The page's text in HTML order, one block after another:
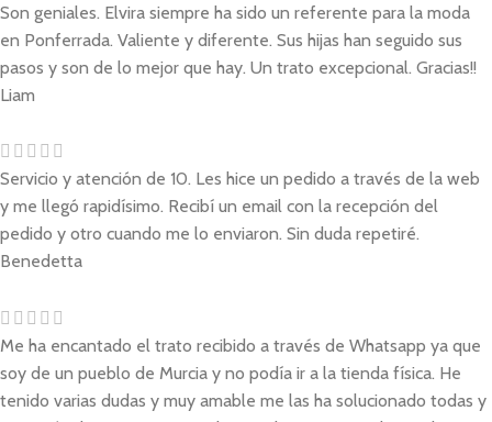
Son geniales. Elvira siempre ha sido un referente para la moda
en Ponferrada. Valiente y diferente. Sus hijas han seguido sus
pasos y son de lo mejor que hay. Un trato excepcional. Gracias!!
Liam
Servicio y atención de 10. Les hice un pedido a través de la web
y me llegó rapidísimo. Recibí un email con la recepción del
pedido y otro cuando me lo enviaron. Sin duda repetiré.
Benedetta
Me ha encantado el trato recibido a través de Whatsapp ya que
soy de un pueblo de Murcia y no podía ir a la tienda física. He
tenido varias dudas y muy amable me las ha solucionado todas y